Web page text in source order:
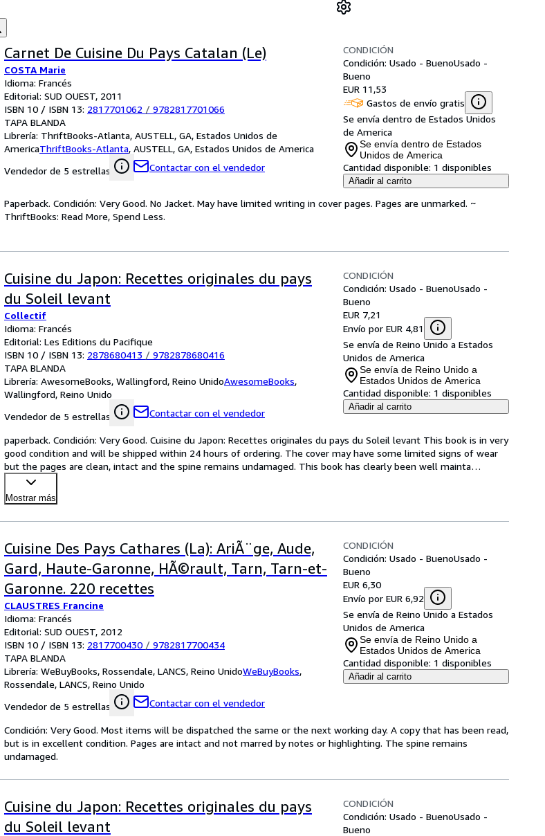
Carnet De Cuisine Du Pays Catalan (Le)
COSTA Marie
Idioma: Francés
Editorial: SUD OUEST, 2011
ISBN 10 / ISBN 13: 2817701062 / 9782817701066
TAPA BLANDA
Librería: ThriftBooks-Atlanta, AUSTELL, GA, Estados Unidos de
AmericaThriftBooks-Atlanta, AUSTELL, GA, Estados Unidos de America
Vendedor de 5 estrellas
Contactar con el vendedor
CONDICIÓN
Condición: Usado - BuenoUsado -
Bueno
EUR 11,53
Gastos de envío gratis
Se envía dentro de Estados Unidos
de America
Se envía dentro de Estados
Unidos de America
Cantidad disponible: 1 disponibles
Añadir al carrito
Paperback. Condición: Very Good. No Jacket. May have limited writing in cover pages. Pages are unmarked. ~
ThriftBooks: Read More, Spend Less.
Cuisine du Japon: Recettes originales du pays
du Soleil levant
Collectif
Idioma: Francés
Editorial: Les Editions du Pacifique
ISBN 10 / ISBN 13: 2878680413 / 9782878680416
TAPA BLANDA
Librería: AwesomeBooks, Wallingford, Reino UnidoAwesomeBooks,
Wallingford, Reino Unido
Vendedor de 5 estrellas
Contactar con el vendedor
CONDICIÓN
Condición: Usado - BuenoUsado -
Bueno
EUR 7,21
Envío por EUR 4,81
Se envía de Reino Unido a Estados
Unidos de America
Se envía de Reino Unido a
Estados Unidos de America
Cantidad disponible: 1 disponibles
Añadir al carrito
paperback. Condición: Very Good. Cuisine du Japon: Recettes originales du pays du Soleil levant This book is in very
good condition and will be shipped within 24 hours of ordering. The cover may have some limited signs of wear
but the pages are clean, intact and the spine remains undamaged. This book has clearly been well mainta…
Mostrar más
Cuisine Des Pays Cathares (La): AriÃ¨ge, Aude,
Gard, Haute-Garonne, HÃ©rault, Tarn, Tarn-et-
Garonne. 220 recettes
CLAUSTRES Francine
Idioma: Francés
Editorial: SUD OUEST, 2012
ISBN 10 / ISBN 13: 2817700430 / 9782817700434
TAPA BLANDA
Librería: WeBuyBooks, Rossendale, LANCS, Reino UnidoWeBuyBooks,
Rossendale, LANCS, Reino Unido
Vendedor de 5 estrellas
Contactar con el vendedor
CONDICIÓN
Condición: Usado - BuenoUsado -
Bueno
EUR 6,30
Envío por EUR 6,92
Se envía de Reino Unido a Estados
Unidos de America
Se envía de Reino Unido a
Estados Unidos de America
Cantidad disponible: 1 disponibles
Añadir al carrito
Condición: Very Good. Most items will be dispatched the same or the next working day. A copy that has been read,
but is in excellent condition. Pages are intact and not marred by notes or highlighting. The spine remains
undamaged.
Cuisine du Japon: Recettes originales du pays
du Soleil levant
CONDICIÓN
Condición: Usado - BuenoUsado -
Bueno